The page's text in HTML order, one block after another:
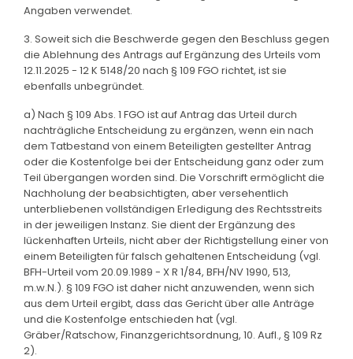
Angaben verwendet.
3. Soweit sich die Beschwerde gegen den Beschluss gegen
die Ablehnung des Antrags auf Ergänzung des Urteils vom
12.11.2025 - 12 K 5148/20 nach § 109 FGO richtet, ist sie
ebenfalls unbegründet.
a) Nach § 109 Abs. 1 FGO ist auf Antrag das Urteil durch
nachträgliche Entscheidung zu ergänzen, wenn ein nach
dem Tatbestand von einem Beteiligten gestellter Antrag
oder die Kostenfolge bei der Entscheidung ganz oder zum
Teil übergangen worden sind. Die Vorschrift ermöglicht die
Nachholung der beabsichtigten, aber versehentlich
unterbliebenen vollständigen Erledigung des Rechtsstreits
in der jeweiligen Instanz. Sie dient der Ergänzung des
lückenhaften Urteils, nicht aber der Richtigstellung einer von
einem Beteiligten für falsch gehaltenen Entscheidung (vgl.
BFH-Urteil vom 20.09.1989 - X R 1/84, BFH/NV 1990, 513,
m.w.N.). § 109 FGO ist daher nicht anzuwenden, wenn sich
aus dem Urteil ergibt, dass das Gericht über alle Anträge
und die Kostenfolge entschieden hat (vgl.
Gräber/Ratschow, Finanzgerichtsordnung, 10. Aufl., § 109 Rz
2).